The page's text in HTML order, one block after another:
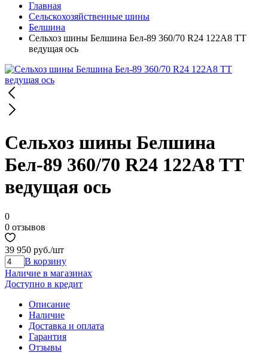
Главная
Сельскохозяйственные шины
Белшина
Сельхоз шины Белшина Бел-89 360/70 R24 122A8 TT
ведущая ось
Сельхоз шины Белшина
Бел-89 360/70 R24 122A8 TT
ведущая ось
0
0 отзывов
39 950 руб./шт
В корзину
Наличие в магазинах
Доступно в кредит
Описание
Наличие
Доставка и оплата
Гарантия
Отзывы